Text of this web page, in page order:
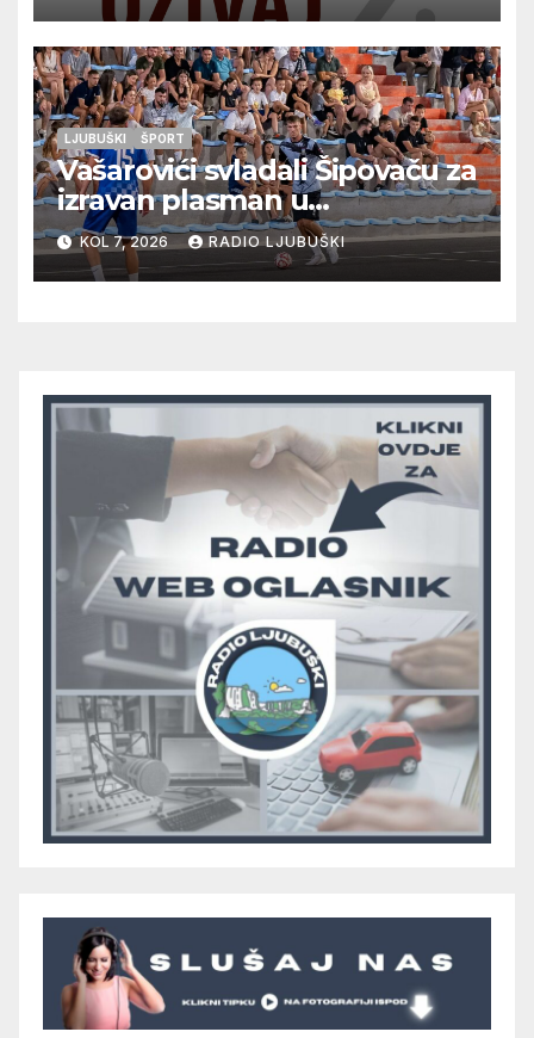
LJUBUŠKI ŠPORT
Vašarovići svladali Šipovaču za
izravan plasman u
četvrtfinale, Grab izborio
prolazak dalje, Klobuk ispao,
večeras počinje četvrtfinale
KOL 7, 2026 RADIO LJUBUŠKI